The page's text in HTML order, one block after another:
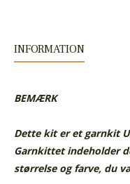
INFORMATION
BEMÆRK
Dette kit er et garnkit
Garnkittet indeholder
størrelse og farve, du